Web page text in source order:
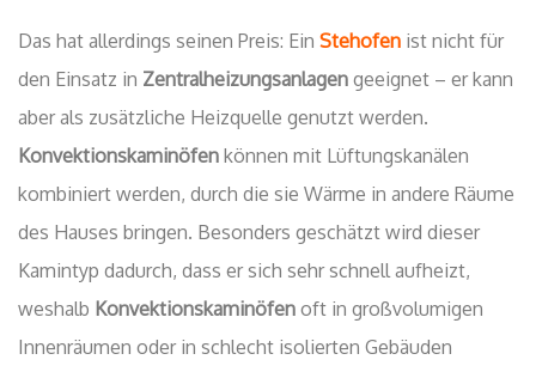
Das hat allerdings seinen Preis: Ein Stehofen ist nicht für
den Einsatz in Zentralheizungsanlagen geeignet – er kann
aber als zusätzliche Heizquelle genutzt werden.
Konvektionskaminöfen können mit Lüftungskanälen
kombiniert werden, durch die sie Wärme in andere Räume
des Hauses bringen. Besonders geschätzt wird dieser
Kamintyp dadurch, dass er sich sehr schnell aufheizt,
weshalb Konvektionskaminöfen oft in großvolumigen
Innenräumen oder in schlecht isolierten Gebäuden